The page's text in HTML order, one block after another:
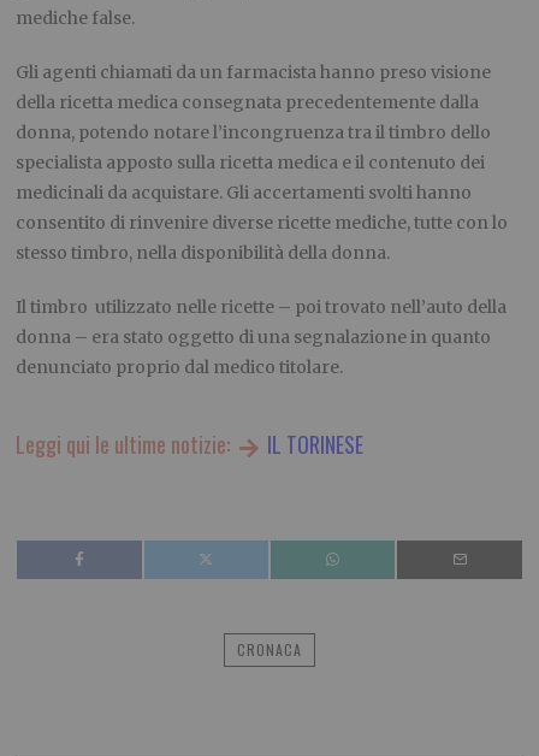
mediche false.
Gli agenti chiamati da un farmacista hanno preso visione
della ricetta medica consegnata precedentemente dalla
donna, potendo notare l’incongruenza tra il timbro dello
specialista apposto sulla ricetta medica e il contenuto dei
medicinali da acquistare. Gli accertamenti svolti hanno
consentito di rinvenire diverse ricette mediche, tutte con lo
stesso timbro, nella disponibilità della donna.
Il timbro utilizzato nelle ricette – poi trovato nell’auto della
donna – era stato oggetto di una segnalazione in quanto
denunciato proprio dal medico titolare.
Leggi qui le ultime notizie: IL TORINESE
CRONACA